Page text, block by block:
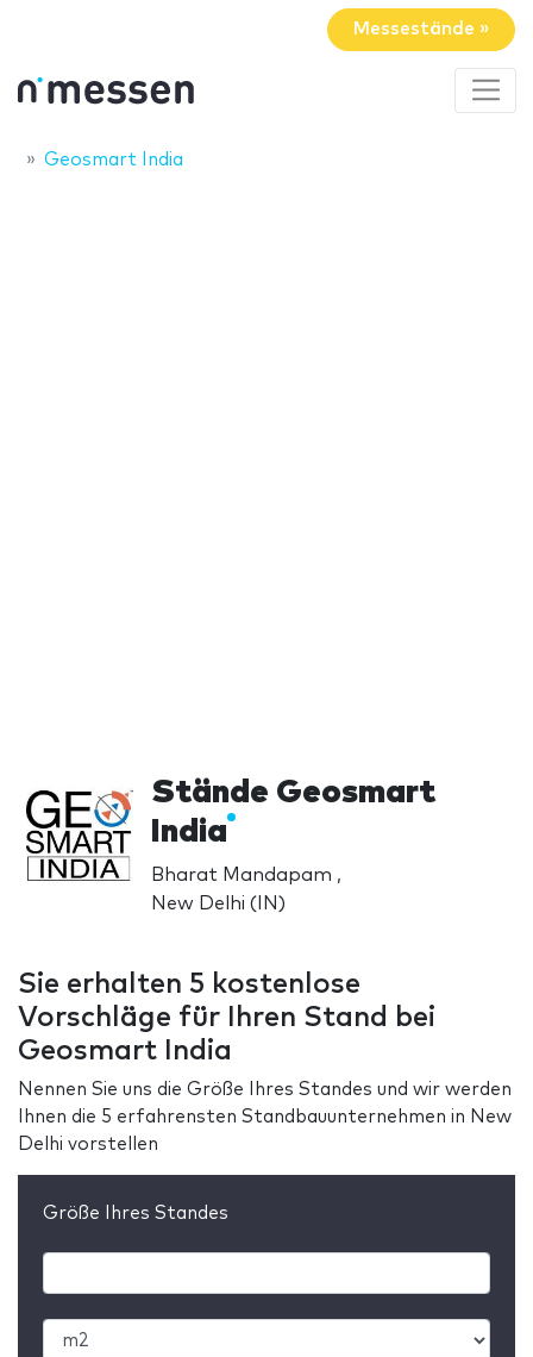
Messestände »
Geosmart India
Stände Geosmart
India
Bharat Mandapam ,
New Delhi (IN)
Sie erhalten 5 kostenlose
Vorschläge für Ihren Stand bei
Geosmart India
Nennen Sie uns die Größe Ihres Standes und wir werden
Ihnen die 5 erfahrensten Standbauunternehmen in New
Delhi vorstellen
Größe Ihres Standes